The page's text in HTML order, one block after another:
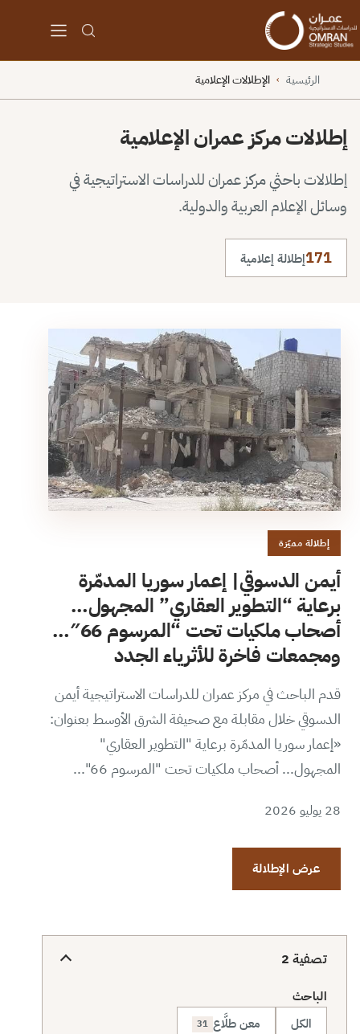
الرئيسية › الإطلالات الإعلامية
إطلالات مركز عمران الإعلامية
إطلالات باحثي مركز عمران للدراسات الاستراتيجية في
وسائل الإعلام العربية والدولية.
171إطلالة إعلامية
إطلالة مميّزة
أيمن الدسوقي| إعمار سوريا المدمّرة
برعاية “التطوير العقاري” المجهول…
أصحاب ملكيات تحت “المرسوم 66″…
ومجمعات فاخرة للأثرياء الجدد
قدم الباحث في مركز عمران للدراسات الاستراتيجية أيمن
الدسوقي خلال مقابلة مع صحيفة الشرق الأوسط بعنوان:
«إعمار سوريا المدمّرة برعاية "التطوير العقاري"
المجهول... أصحاب ملكيات تحت "المرسوم 66"...
28 يوليو 2026
عرض الإطلالة
تصفية 2
الباحث
الكل
معن طلَّاع 31